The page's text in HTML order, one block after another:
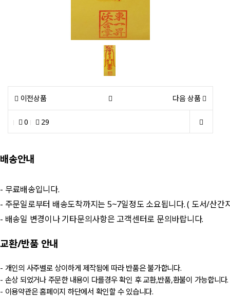
이전상품 다음 상품
0 29
배송안내
- 무료배송입니다.
- 주문일로부터 배송도착까지는 5~7일정도 소요됩니다. ( 도서/산간
- 배송일 변경이나 기타문의사항은 고객센터로 문의바랍니다.
교환/반품안내
- 개인의 사주별로 상이하게 제작됨에 따라 반품은 불가합니다.
- 손상 되었거나 주문한 내용이 다를경우 확인 후 교환,반품,환불이 가능합니다.
- 이용약관은 홈페이지 하단에서 확인할 수 있습니다.